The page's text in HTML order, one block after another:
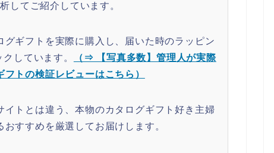
してご紹介しています。
ギフトを実際に購入し、届いた時のラッピン
しています。
（⇒ 【写真多数】管理人が実際
トの検証レビューはこちら）
トとは違う、本物のカタログギフト好き主婦
すすめを厳選してお届けします。